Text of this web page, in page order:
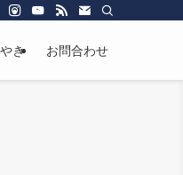
き お問合わせ